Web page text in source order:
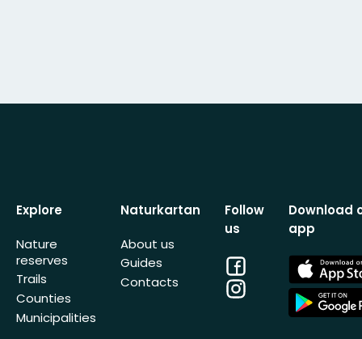
Explore
Nature
reserves
Trails
Counties
Municipalities
Naturkartan
About us
Guides
Contacts
Follow
us
Facebook
Instagram
Download
app
App
Store
App
Store